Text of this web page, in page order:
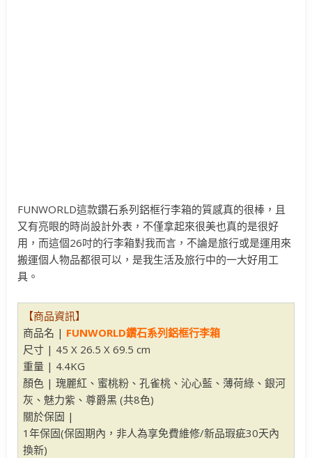
FUNWORLD這款鑽石系列鋁框行李箱的質感真的很棒，且
又有亮眼的時尚設計外表，不僅拿起來很美也真的是很好
用，而這個26吋的行李箱對我而言，不論是旅行或是運用來
搬運個人物品都很可以，是我生活及旅行中的一大好用工
具。
【商品資訊】
商品名 | FUNWORLD鑽石系列鋁框行李箱
尺寸 | 45 X 26.5 X 69.5 cm
重量 | 4.4KG
顏色 | 瑰麗紅、蜜桃粉、孔雀桃、沁心藍、薄荷綠、銀河
灰、魅力紫、尊爵黑 (共8色)
關於保固 |
1年保固(保固期內，非人為享免費維修/新品瑕疵30天內
換新)